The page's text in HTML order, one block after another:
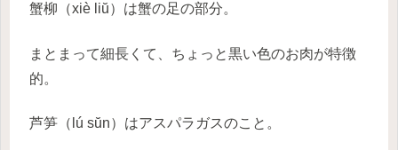
蟹柳（xiè liŭ）は蟹の足の部分。
まとまって細長くて、ちょっと黒い色のお肉が特徴
的。
芦笋（lú sŭn）はアスパラガスのこと。